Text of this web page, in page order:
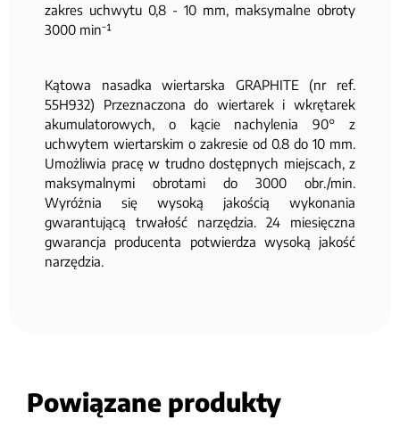
zakres uchwytu 0,8 - 10 mm, maksymalne obroty
3000 min⁻¹
Kątowa nasadka wiertarska GRAPHITE (nr ref.
55H932) Przeznaczona do wiertarek i wkrętarek
akumulatorowych, o kącie nachylenia 90° z
uchwytem wiertarskim o zakresie od 0.8 do 10 mm.
Umożliwia pracę w trudno dostępnych miejscach, z
maksymalnymi obrotami do 3000 obr./min.
Wyróżnia się wysoką jakością wykonania
gwarantującą trwałość narzędzia. 24 miesięczna
gwarancja producenta potwierdza wysoką jakość
narzędzia.
Powiązane produkty